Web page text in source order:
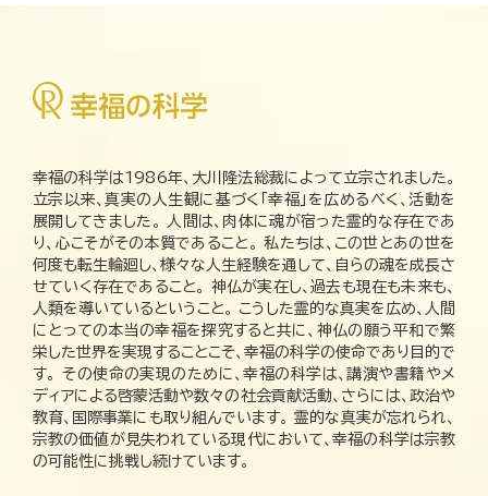
幸福の科学は1986年、大川隆法総裁によって立宗されました。
立宗以来、真実の人生観に基づく「幸福」を広めるべく、活動を
展開してきました。 人間は、肉体に魂が宿った霊的な存在であ
り、心こそがその本質であること。 私たちは、この世とあの世を
何度も転生輪廻し、様々な人生経験を通して、自らの魂を成長さ
せていく存在であること。 神仏が実在し、過去も現在も未来も、
人類を導いているということ。 こうした霊的な真実を広め、人間
にとっての本当の幸福を探究すると共に、神仏の願う平和で繁
栄した世界を実現することこそ、幸福の科学の使命であり目的で
す。 その使命の実現のために、幸福の科学は、講演や書籍やメ
ディアによる啓蒙活動や数々の社会貢献活動、さらには、政治や
教育、国際事業にも取り組んでいます。 霊的な真実が忘れられ、
宗教の価値が見失われている現代において、幸福の科学は宗教
の可能性に挑戦し続けています。